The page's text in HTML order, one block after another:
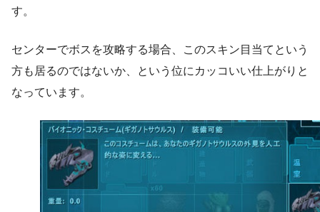
す。
センターでボスを攻略する場合、このスキン目当てという
方も居るのではないか、という位にカッコいい仕上がりと
なっています。